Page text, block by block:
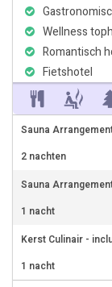
Wellness
Romantisch
Fietshotel
Sauna
2 nachten
Sauna
1 nacht
Kerst Culinair -
1 nacht